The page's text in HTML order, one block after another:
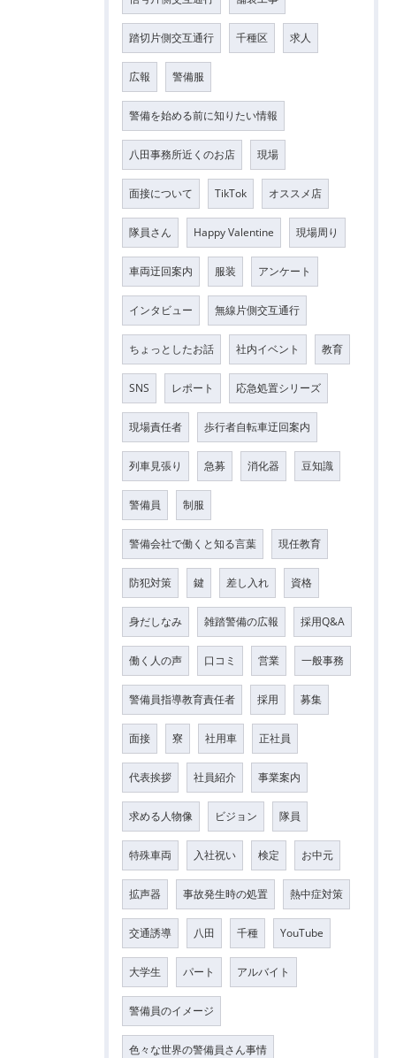
踏切片側交互通行 千種区 求人
広報 警備服
警備を始める前に知りたい情報
八田事務所近くのお店 現場
面接について TikTok オススメ店
隊員さん Happy Valentine 現場周り
車両迂回案内 服装 アンケート
インタビュー 無線片側交互通行
ちょっとしたお話 社内イベント 教育
SNS レポート 応急処置シリーズ
現場責任者 歩行者自転車迂回案内
列車見張り 急募 消化器 豆知識
警備員 制服
警備会社で働くと知る言葉 現任教育
防犯対策 鍵 差し入れ 資格
身だしなみ 雑踏警備の広報 採用Q&A
働く人の声 口コミ 営業 一般事務
警備員指導教育責任者 採用 募集
面接 寮 社用車 正社員
代表挨拶 社員紹介 事業案内
求める人物像 ビジョン 隊員
特殊車両 入社祝い 検定 お中元
拡声器 事故発生時の処置 熱中症対策
交通誘導 八田 千種 YouTube
大学生 パート アルバイト
警備員のイメージ
色々な世界の警備員さん事情